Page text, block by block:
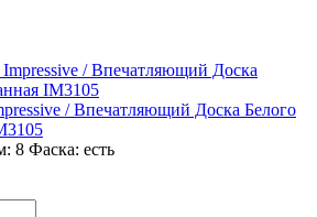
/ Впечатляющий Доска Белого
8 Фаска: есть